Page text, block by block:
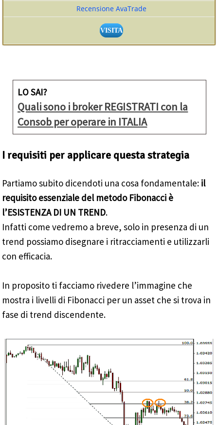
Recensione AvaTrade
VISITA
LO SAI?
Quali sono i broker REGISTRATI con la
Consob per operare in ITALIA
I requisiti per applicare questa strategia
Partiamo subito dicendoti una cosa fondamentale: il
requisito essenziale del metodo Fibonacci è
l’ESISTENZA DI UN TREND.
Infatti come vedremo a breve, solo in presenza di un
trend possiamo disegnare i ritracciamenti e utilizzarli
con efficacia.
In proposito ti facciamo rivedere l’immagine che
mostra i livelli di Fibonacci per un asset che si trova in
fase di trend discendente.